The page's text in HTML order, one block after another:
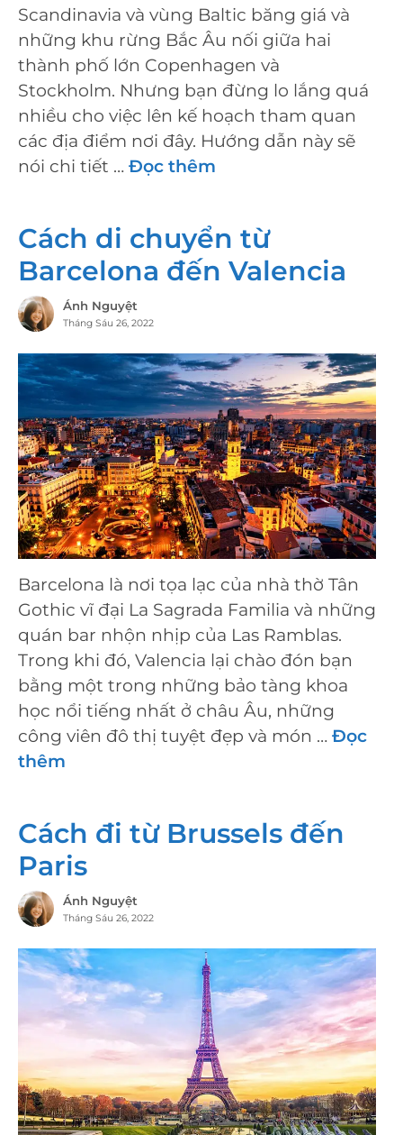
Scandinavia và vùng Baltic băng giá và
những khu rừng Bắc Âu nối giữa hai
thành phố lớn Copenhagen và
Stockholm. Nhưng bạn đừng lo lắng quá
nhiều cho việc lên kế hoạch tham quan
các địa điểm nơi đây. Hướng dẫn này sẽ
nói chi tiết … Đọc thêm
Cách di chuyển từ
Barcelona đến Valencia
Ánh Nguyệt
Tháng Sáu 26, 2022
Barcelona là nơi tọa lạc của nhà thờ Tân
Gothic vĩ đại La Sagrada Familia và những
quán bar nhộn nhịp của Las Ramblas.
Trong khi đó, Valencia lại chào đón bạn
bằng một trong những bảo tàng khoa
học nổi tiếng nhất ở châu Âu, những
công viên đô thị tuyệt đẹp và món … Đọc
thêm
Cách đi từ Brussels đến
Paris
Ánh Nguyệt
Tháng Sáu 26, 2022